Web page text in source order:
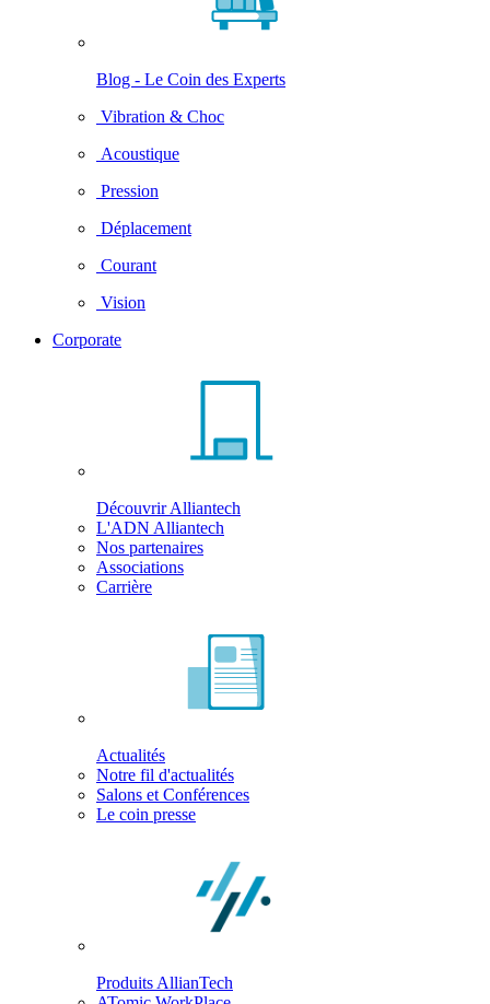
Blog - Le Coin des Experts
Vibration & Choc
Acoustique
Pression
Déplacement
Courant
Vision
Corporate
Découvrir Alliantech
L'ADN Alliantech
Nos partenaires
Associations
Carrière
Actualités
Notre fil d'actualités
Salons et Conférences
Le coin presse
Produits AllianTech